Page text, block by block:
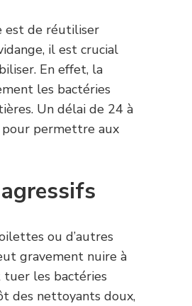
est de réutiliser
il est crucial
En effet, la
les bactéries
Un délai de 24 à
pour permettre aux
ou d’autres
gravement nuire à
tuer les bactéries
des nettoyants doux,